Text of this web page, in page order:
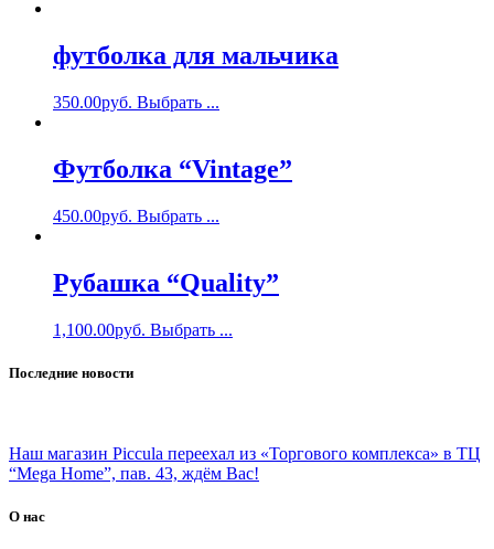
футболка для мальчика
350.00руб. Выбрать ...
Футболка “Vintage”
450.00руб. Выбрать ...
Рубашка “Quality”
1,100.00руб. Выбрать ...
Последние новости
Наш магазин Piccula переехал из «Торгового комплекса» в ТЦ
“Mega Home”, пав. 43, ждём Вас!
О нас